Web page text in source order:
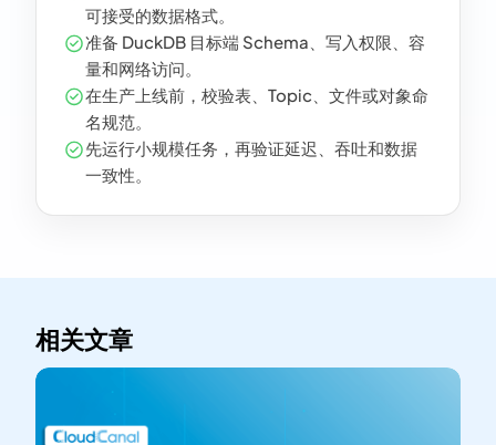
可接受的数据格式。
准备 DuckDB 目标端 Schema、写入权限、容
量和网络访问。
在生产上线前，校验表、Topic、文件或对象命
名规范。
先运行小规模任务，再验证延迟、吞吐和数据
一致性。
相关文章